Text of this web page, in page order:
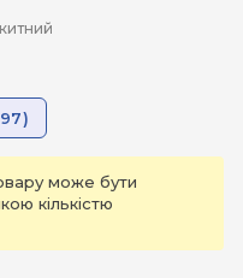
може бути
кількістю